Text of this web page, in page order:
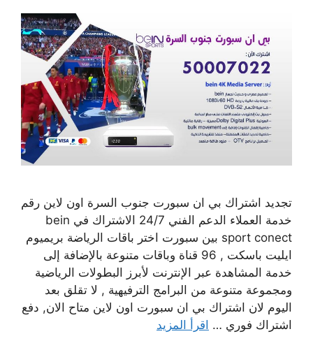
تجديد اشتراك بي ان سبورت جنوب السرة اون لاين رقم
خدمة العملاء الدعم الفني 24/7 الاشتراك في bein
sport conect بين سبورت اختر باقات الرياضة بريميوم
ايليت باسكت , 96 قناة وباقات متنوعة بالإضافة إلى
خدمة المشاهدة عبر الإنترنت لأبرز البطولات الرياضية
ومجموعة متنوعة من البرامج الترفيهية , لا تقلق بعد
اليوم لان اشتراك بي ان سبورت اون لاين متاح الان, دفع
اشتراك فوري … اقرأ المزيد